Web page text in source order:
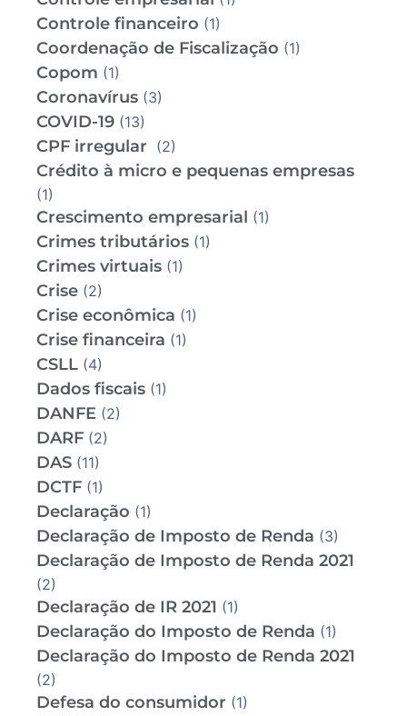
Controle financeiro (1)
Coordenação de Fiscalização (1)
Copom (1)
Coronavírus (3)
COVID-19 (13)
CPF irregular (2)
Crédito à micro e pequenas empresas
(1)
Crescimento empresarial (1)
Crimes tributários (1)
Crimes virtuais (1)
Crise (2)
Crise econômica (1)
Crise financeira (1)
CSLL (4)
Dados fiscais (1)
DANFE (2)
DARF (2)
DAS (11)
DCTF (1)
Declaração (1)
Declaração de Imposto de Renda (3)
Declaração de Imposto de Renda 2021
(2)
Declaração de IR 2021 (1)
Declaração do Imposto de Renda (1)
Declaração do Imposto de Renda 2021
(2)
Defesa do consumidor (1)